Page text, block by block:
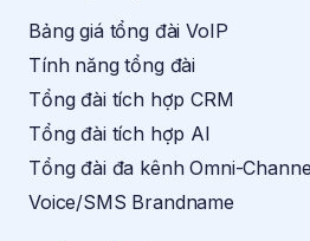
Bảng giá tổng đài VoIP
Tính năng tổng đài
Tổng đài tích hợp CRM
Tổng đài tích hợp AI
Tổng đài đa kênh Omni-
Voice/SMS Brandname